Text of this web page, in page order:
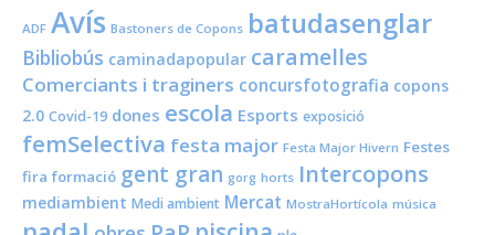
ADF Avís Bastoners de Copons batudasenglar
Bibliobús caminadapopular caramelles
Comerciants i traginers concursfotografia copons
2.0 Covid-19 dones escola Esports exposició
femSelectiva festa major Festa Major Hivern Festes
fira formació gent gran gorg horts Intercopons
mediambient Medi ambient Mercat MostraHortícola música